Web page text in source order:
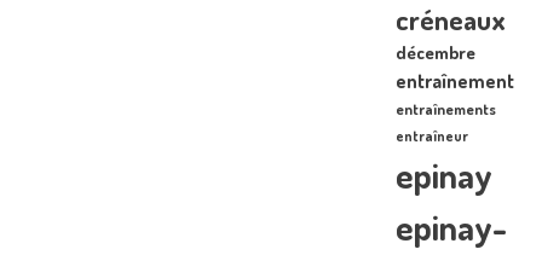
créneaux
décembre
entraînement
entraînements
entraîneur
epinay
epinay-